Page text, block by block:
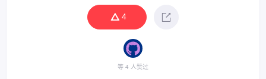
4
等 4 人赞过